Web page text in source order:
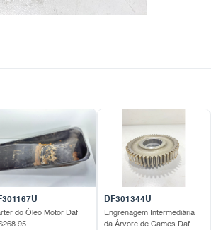
do Óleo Motor Daf
95
DF301344U
Engrenagem Intermediária
da Árvore de Cames Daf